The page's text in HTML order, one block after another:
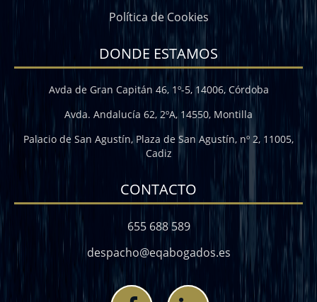
Política de Cookies
DONDE ESTAMOS
Avda de Gran Capitán 46, 1º-5, 14006, Córdoba
Avda. Andalucía 62, 2ºA, 14550, Montilla
Palacio de San Agustín, Plaza de San Agustín, nº 2, 11005,
Cadiz
CONTACTO
655 688 589
despacho@eqabogados.es